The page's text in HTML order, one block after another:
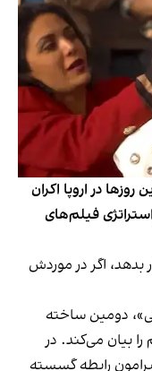
در اروپا اکران
فیلم‌های
بدهد، اگر در موردش
دومین ساخته‌
بیان می‌کند. در
رابطه گسسته